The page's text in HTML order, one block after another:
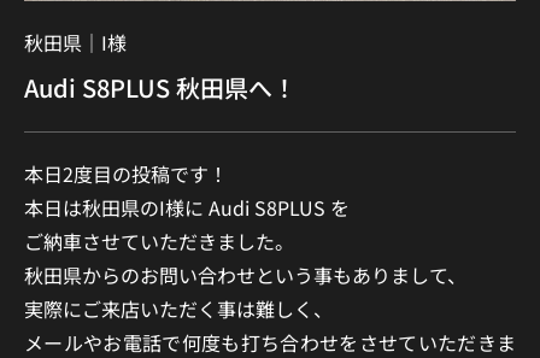
秋田県｜ I様
Audi S8PLUS 秋田県へ！
本日2度目の投稿です！
本日は秋田県のI様に Audi S8PLUS を
ご納車させていただきました。
秋田県からのお問い合わせという事もありまして、
実際にご来店いただく事は難しく、
メールやお電話で何度も打ち合わせをさせていただきま